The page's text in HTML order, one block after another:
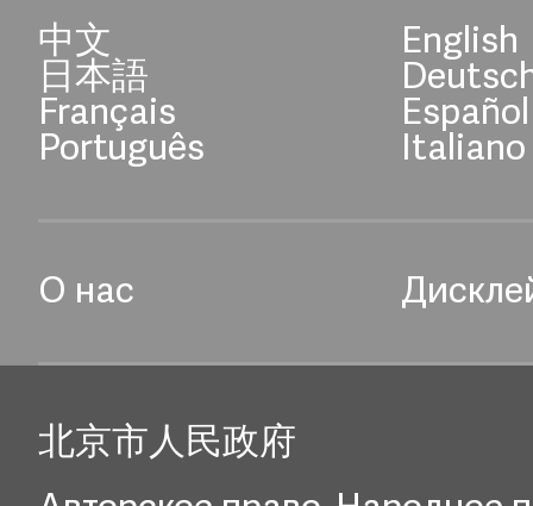
中文 English
日本語
Français Español
Português Italiano
О нас
北京市人民政府